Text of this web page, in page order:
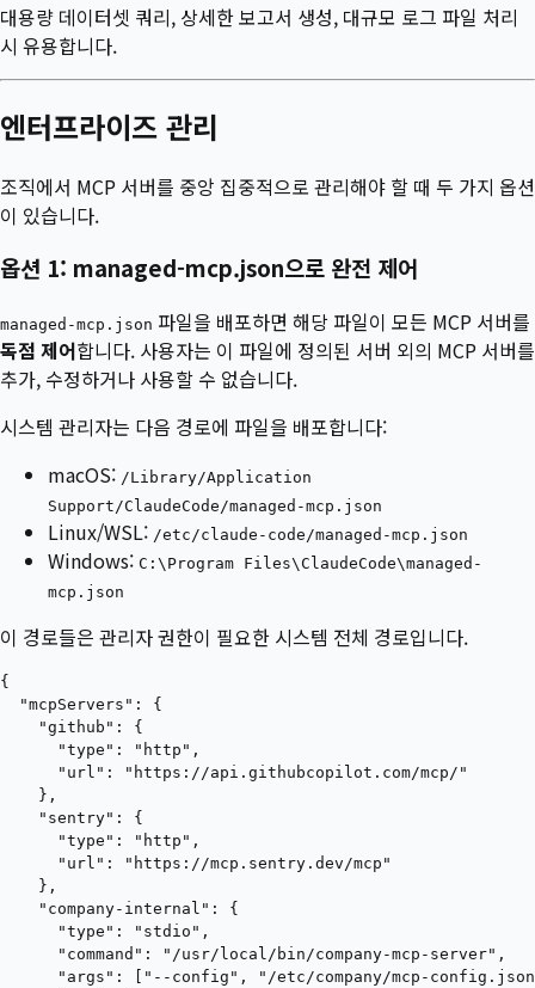
대용량 데이터셋 쿼리, 상세한 보고서 생성, 대규모 로그 파일 처리
시 유용합니다.
엔터프라이즈 관리
조직에서 MCP 서버를 중앙 집중적으로 관리해야 할 때 두 가지 옵션
이 있습니다.
옵션 1: managed-mcp.json으로 완전 제어
managed-mcp.json 파일을 배포하면 해당 파일이 모든 MCP 서버를
독점 제어합니다. 사용자는 이 파일에 정의된 서버 외의 MCP 서버를
추가, 수정하거나 사용할 수 없습니다.
시스템 관리자는 다음 경로에 파일을 배포합니다:
macOS: /Library/Application
Support/ClaudeCode/managed-mcp.json
Linux/WSL: /etc/claude-code/managed-mcp.json
Windows: C:\Program Files\ClaudeCode\managed-
mcp.json
이 경로들은 관리자 권한이 필요한 시스템 전체 경로입니다.
{
  "mcpServers": {
    "github": {
      "type": "http",
      "url": "https://api.githubcopilot.com/mcp/"
    },
    "sentry": {
      "type": "http",
      "url": "https://mcp.sentry.dev/mcp"
    },
    "company-internal": {
      "type": "stdio",
      "command": "/usr/local/bin/company-mcp-server",
"args": ["--config", "/etc/company/mcp-